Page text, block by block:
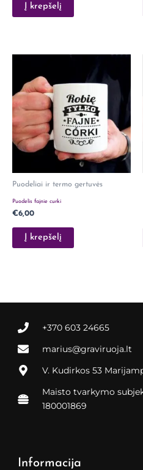
Į krepšelį
Puodeliai ir termo gertuvės
Puodelis fajnie curki
€6,00
Į krepšelį
+370 603 24665
marius@graviruoja.lt
V. Kudirkos 53
Maisto tvarkymo
180001869
Informacija